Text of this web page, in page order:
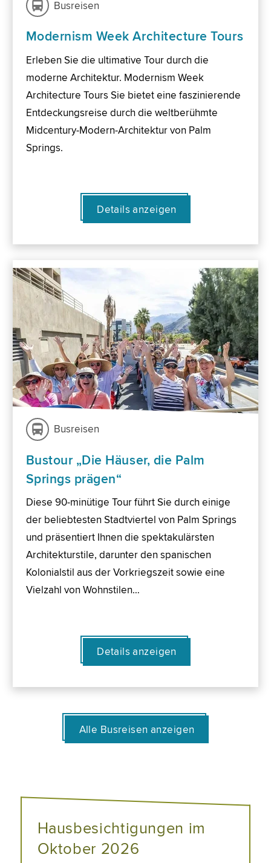
Busreisen
Modernism Week Architecture Tours
Erleben Sie die ultimative Tour durch die
moderne Architektur. Modernism Week
Architecture Tours Sie bietet eine faszinierende
Entdeckungsreise durch die weltberühmte
Midcentury-Modern-Architektur von Palm
Springs.
Details anzeigen
Busreisen
Bustour „Die Häuser, die Palm
Springs prägen“
Diese 90-minütige Tour führt Sie durch einige
der beliebtesten Stadtviertel von Palm Springs
und präsentiert Ihnen die spektakulärsten
Architekturstile, darunter den spanischen
Kolonialstil aus der Vorkriegszeit sowie eine
Vielzahl von Wohnstilen…
Details anzeigen
Alle Busreisen anzeigen
Hausbesichtigungen im
Oktober 2026